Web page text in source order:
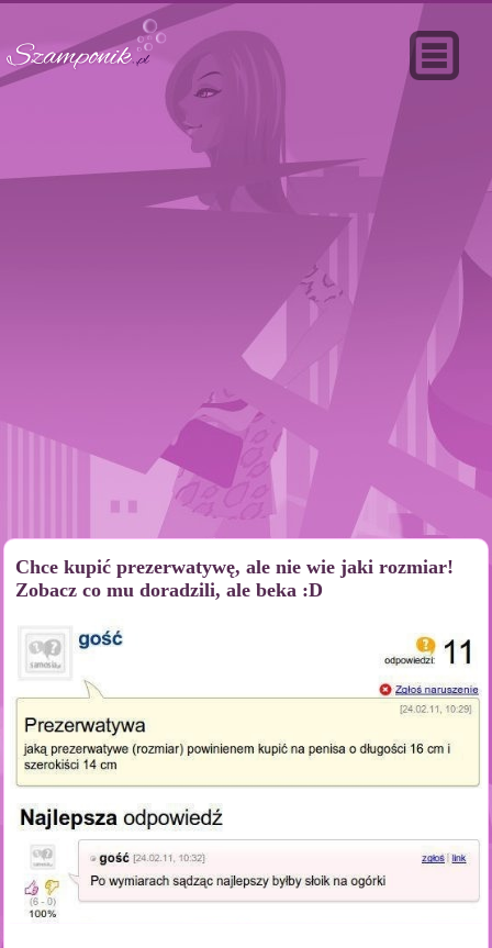
Chce kupić prezerwatywę, ale nie wie jaki rozmiar!
Zobacz co mu doradzili, ale beka :D